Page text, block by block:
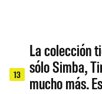
13
La colección
sólo Simba,
mucho más.